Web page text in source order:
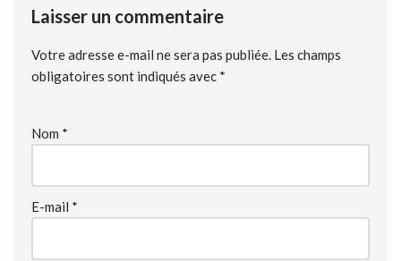
Laisser un commentaire
Votre adresse e-mail ne sera pas publiée. Les champs
obligatoires sont indiqués avec *
Nom *
E-mail *